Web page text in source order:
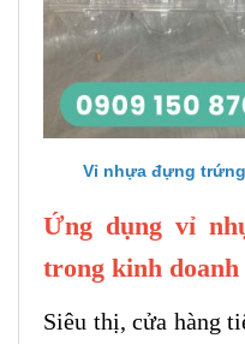
Vỉ nhựa đựng
Ứng dụng vỉ
trong kinh doanh
Siêu thị, cửa hàng